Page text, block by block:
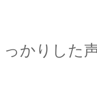
「だ
熱のせ
っかりした